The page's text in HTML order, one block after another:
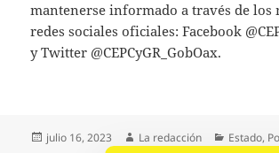
mantenerse informado a través de los
redes sociales oficiales: Facebook
y Twitter @CEPCyGR_GobOax.
Publicado
julio 16, 2023 Autor
La redacción Estado,